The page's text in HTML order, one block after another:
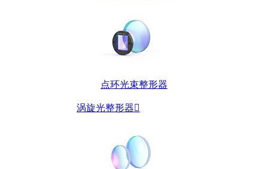
点环光束整形器
涡旋光整形器